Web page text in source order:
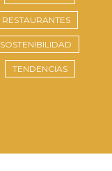
RESTAURANTES
SOSTENIBILIDAD
TENDENCIAS